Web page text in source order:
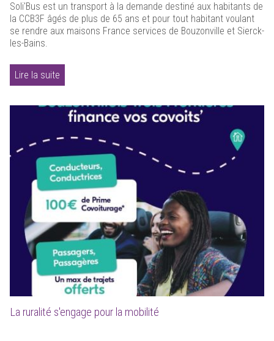
Soli'Bus est un transport à la demande destiné aux habitants de
la CCB3F âgés de plus de 65 ans et pour tout habitant voulant
se rendre aux maisons France services de Bouzonville et Sierck-
les-Bains.
Lire la suite
La ruralité s'engage pour la mobilité